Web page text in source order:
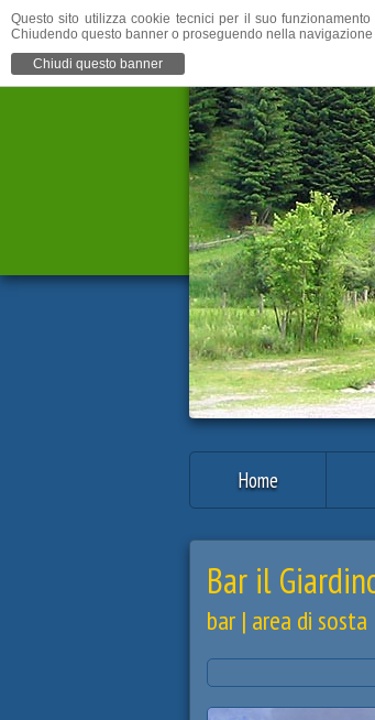
Home
Bar il
bar | area di sosta
Questo sito utilizza cookie tecnici per il suo
Chiudendo questo banner o proseguendo nella
Chiudi questo banner